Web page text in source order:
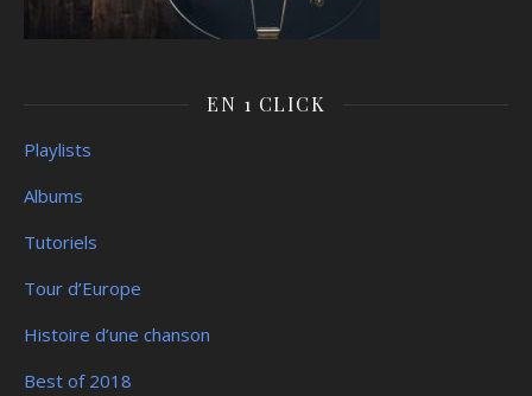
EN 1 CLICK
Playlists
Albums
Tutoriels
Tour d’Europe
Histoire d’une chanson
Best of 2018